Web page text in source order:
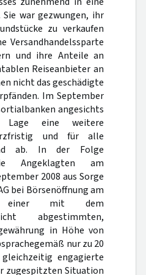
war gezwungen, ihr
zu verkaufen
Versandhandelssparte
und ihre Anteile an
Reiseanbieter an
nicht das geschädigte
Im September
angesichts
Lage eine weitere
und für alle
ab. In der Folge
Angeklagten am
2008 aus Sorge
bei Börsenöffnung am
einer mit dem
abgestimmten,
in Höhe von
nur zu 20
engagierte
zugespitzten Situation